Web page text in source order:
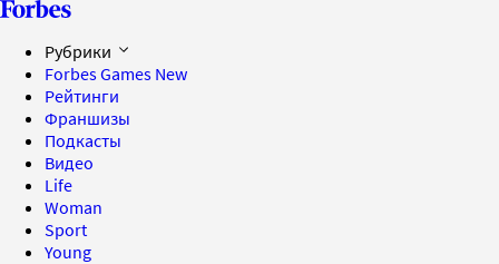
Рубрики
Forbes Games New
Рейтинги
Франшизы
Подкасты
Видео
Life
Woman
Sport
Young